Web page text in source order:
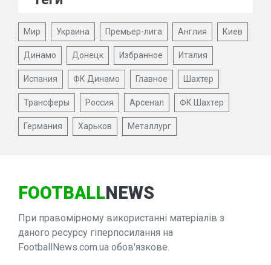
Мир Украина Премьер-лига Англия Киев
Динамо Донецк Избранное Италия
Испания ФК Динамо Главное Шахтер
Трансферы Россия Арсенал ФК Шахтер
Германия Харьков Металлург
FOOTBALLNEWS
При правомірному використанні матеріалів з
даного ресурсу гіперпосилання на
FootballNews.com.ua обов'язкове.